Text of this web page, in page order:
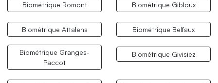
Biométrique Romont Biométrique Gibloux
Biométrique Attalens Biométrique Belfaux
Biométrique Granges-
Paccot
Biométrique Givisiez